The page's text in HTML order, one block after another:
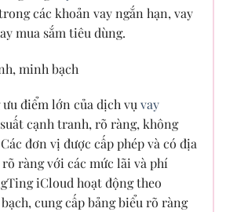
các khoản vay ngắn hạn, vay
mua sắm tiêu dùng.
minh bạch
điểm lớn của dịch vụvay
cạnh tranh, rõ ràng, không
đơn vị được cấp phép và có địa
ràng với các mức lãi và phí
iCloud hoạt động theo
cung cấp bảng biểu rõ ràng